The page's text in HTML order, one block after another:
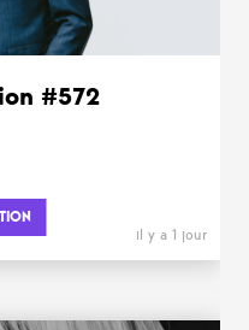
#572
il y a 1 jour